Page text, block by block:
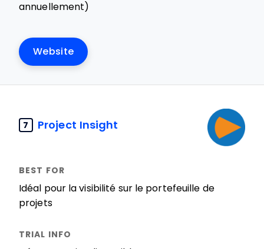
annuellement)
Website
7 Project Insight
Idéal pour la visibilité sur le portefeuille de
projets